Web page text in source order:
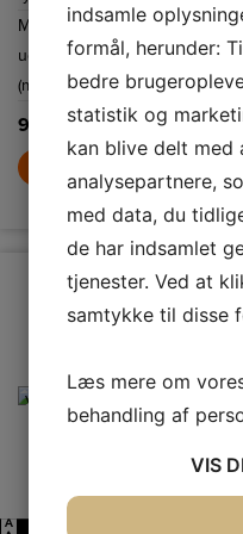
fedtpartikler og
er let at rengøre,
hvilket sikrer
langvarig
ydeevne og
vedligeholdelsesfri
Maksimalt
udsugningsluft
(m3/h)
210
999,-
type
(m3/
A
indsamle
formål, herunder:
bedre
statistik og
kan blive delt med
analysepartnere,
med data, du
de har indsamlet
tjenester. Ved at
samtykke til disse
Læs mere om
behandling af
VIS